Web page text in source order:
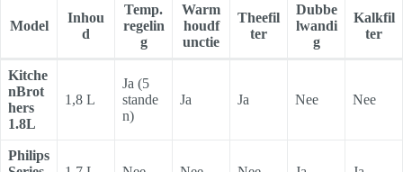
Model
Inhou
d
Temp.
regelin
g
Warm
houdf
unctie
Theefil
ter
Dubbe
lwandi
g
Kalkfil
ter
Kitche
nBrot
hers
1.8L
1,8 L
Ja (5
stande
n)
Ja Ja Nee Nee
Philips